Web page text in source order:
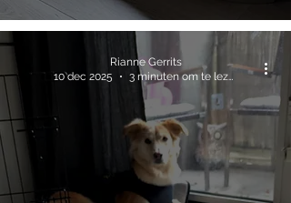
Rianne Gerrits
10 dec 2025
3 minuten om te lezen